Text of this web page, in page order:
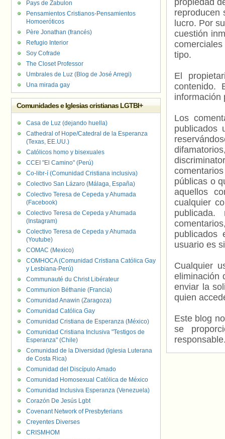
propiedad
reproducen
lucro. Por
cuestión
tipo.
El
contenido.
información
Los
publicados
públicas o
aquellos
cualquier
usuario es
Cualquier
eliminación
enviar la
quien
Este blog
se
Pays de Zabulon
Pensamientos Cristianos-Pensamientos
Homoeróticos
Père Jonathan (francés)
Refugio Interior
Soy Cofrade
The Closet Professor
Umbrales de Luz (Blog de José Arregi)
Una mirada gay
Comunidades e Iglesias cristianas LGTBI+
Casa de Luz (dejando huella)
Cathedral of Hope/Catedral de la Esperanza
(Texas, EE.UU.)
Católicos homo y bisexuales
CCEI "El Camino" (Perú)
Co-libr-í (Comunidad Cristiana inclusiva)
Colectivo San Lázaro (Málaga, España)
Colectivo Teresa de Cepeda y Ahumada
(Facebook)
Colectivo Teresa de Cepeda y Ahumada
(Instagram)
Colectivo Teresa de Cepeda y Ahumada
(Youtube)
COMAC (Mexico)
COMHOCA (Comunidad Cristiana Católica Gay
y Lesbiana-Perú)
Communauté du Christ Libérateur
Communion Béthanie (Francia)
Comunidad Anawin (Zaragoza)
Comunidad Católica Gay
Comunidad Cristiana de Esperanza (México)
Comunidad Cristiana Inclusiva "Testigos de
Esperanza" (Chile)
Comunidad de la Diversidad (Iglesia Luterana
de Costa Rica)
Comunidad del Discípulo Amado
Comunidad Homosexual Católica de México
Comunidad Inclusiva Esperanza (Venezuela)
Corazón De Jesús Lgbt
Covenant Network of Presbyterians
Creyentes Diverses
CRISMHOM